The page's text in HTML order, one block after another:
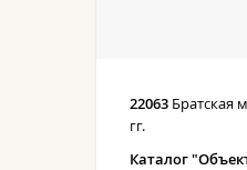
22063 Братская
гг.
Каталог